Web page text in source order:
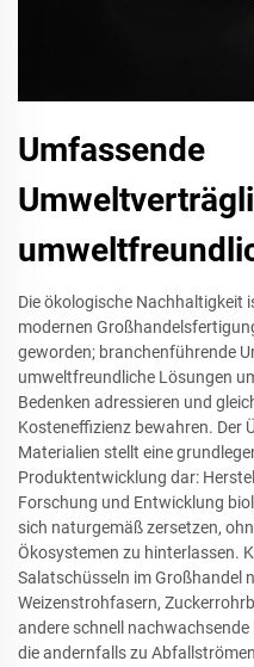
Umfassende
Die ökologische Nachhaltigkeit
modernen
geworden; branchenführende
umweltfreundliche Lösungen
Bedenken adressieren und
Kosteneffizienz bewahren. Der
Materialien stellt eine
Produktentwicklung dar:
Forschung und Entwicklung
sich naturgemäß zersetzen,
Ökosystemen zu hinterlassen.
Salatschüsseln im Großhandel
Weizenstrohfasern,
andere schnell
die andernfalls zu